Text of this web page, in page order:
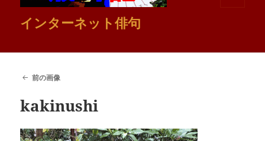
インターネット俳句
前の画像
kakinushi